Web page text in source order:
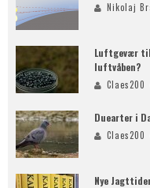
Nikolaj
Luftgevær
luftvåben?
Claes200
Duearter i
Claes200
Nye